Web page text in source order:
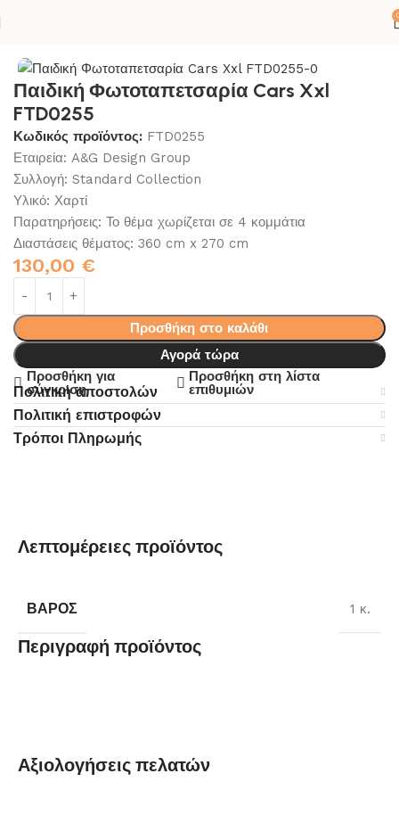
Παιδική Φωτοταπετσαρία Cars Xxl
FTD0255
Κωδικός προϊόντος: FTD0255
Εταιρεία: A&G Design Group
Συλλογή: Standard Collection
Υλικό: Χαρτί
Παρατηρήσεις: Το θέμα χωρίζεται σε 4 κομμάτια
Διαστάσεις θέματος: 360 cm x 270 cm
130,00 €
Προσθήκη στο καλάθι
Αγορά τώρα
Προσθήκη για
σύγκριση
Προσθήκη στη λίστα
επιθυμιών
Πολιτική αποστολών
Πολιτική επιστροφών
Τρόποι Πληρωμής
Λεπτομέρειες προϊόντος
ΒΆΡΟΣ 1 κ.
Περιγραφή προϊόντος
Αξιολογήσεις πελατών